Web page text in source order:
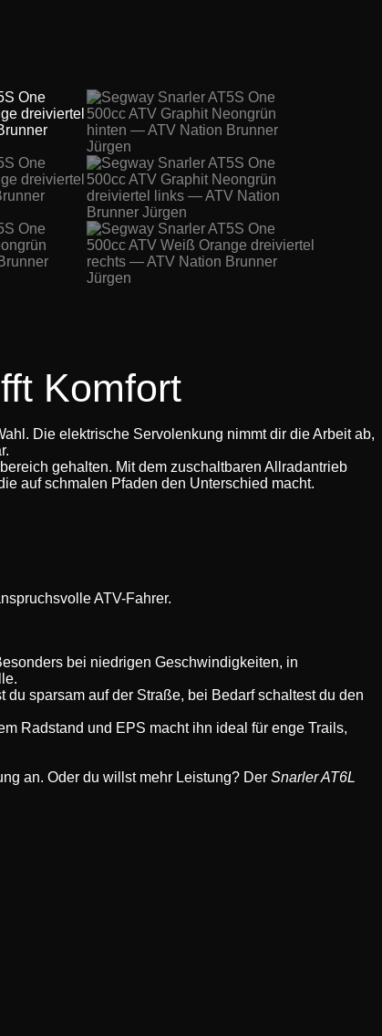
Komfort
Die elektrische Servolenkung nimmt dir die Arbeit ab,
gehalten. Mit dem zuschaltbaren Allradantrieb
auf schmalen Pfaden den Unterschied macht.
ATV-Fahrer.
bei niedrigen Geschwindigkeiten, in
sparsam auf der Straße, bei Bedarf schaltest du den
Radstand und EPS macht ihn ideal für enge Trails,
an. Oder du willst mehr Leistung? Der Snarler AT6L